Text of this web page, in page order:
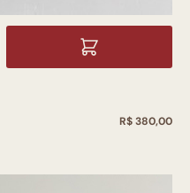
R$ 380,00